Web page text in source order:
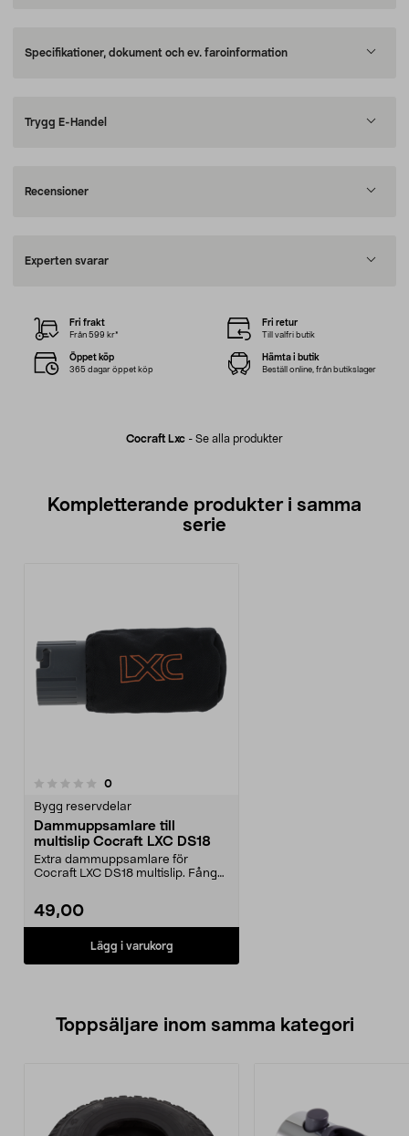
Specifikationer, dokument och ev. faroinformation
Trygg E-Handel
Recensioner
Experten svarar
Cocraft Lxc - Se alla produkter
Fri frakt
Från 599 kr*
Fri retur
Till valfri butik
Öppet köp
365 dagar öppet köp
Hämta i butik
Beställ online, från butikslager
Kompletterande produkter i samma
serie
0recensioner
Bygg reservdelar
Dammuppsamlare till
multislip Cocraft LXC DS18
Extra dammuppsamlare för
Cocraft LXC DS18 multislip. Fångar
49,00
Lägg i varukorg
Toppsäljare inom samma kategori